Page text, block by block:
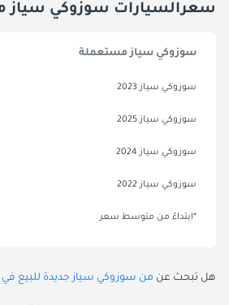
سعرالسيارات سوزوكي سياز
سوزوكي سياز مستعملة
سوزوكي سياز 2023
سوزوكي سياز 2025
سوزوكي سياز 2024
سوزوكي سياز 2022
*ابتداءً من متوسط سعر
هل تبحث عن من سوزوكي سياز جديدة للبيع في